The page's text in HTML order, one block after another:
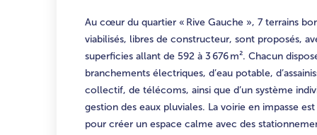
Au cœur du quartier « Rive Gauche », 7 terrains
viabilisés, libres de constructeur, sont proposés,
superficies allant de 592 à 3 676 m². Chacun
branchements électriques, d’eau potable,
collectif, de télécoms, ainsi que d’un système
gestion des eaux pluviales. La voirie en impasse est
pour créer un espace calme avec des